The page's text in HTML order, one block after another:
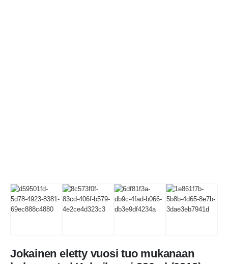
Jokainen eletty vuosi tuo mukanaan